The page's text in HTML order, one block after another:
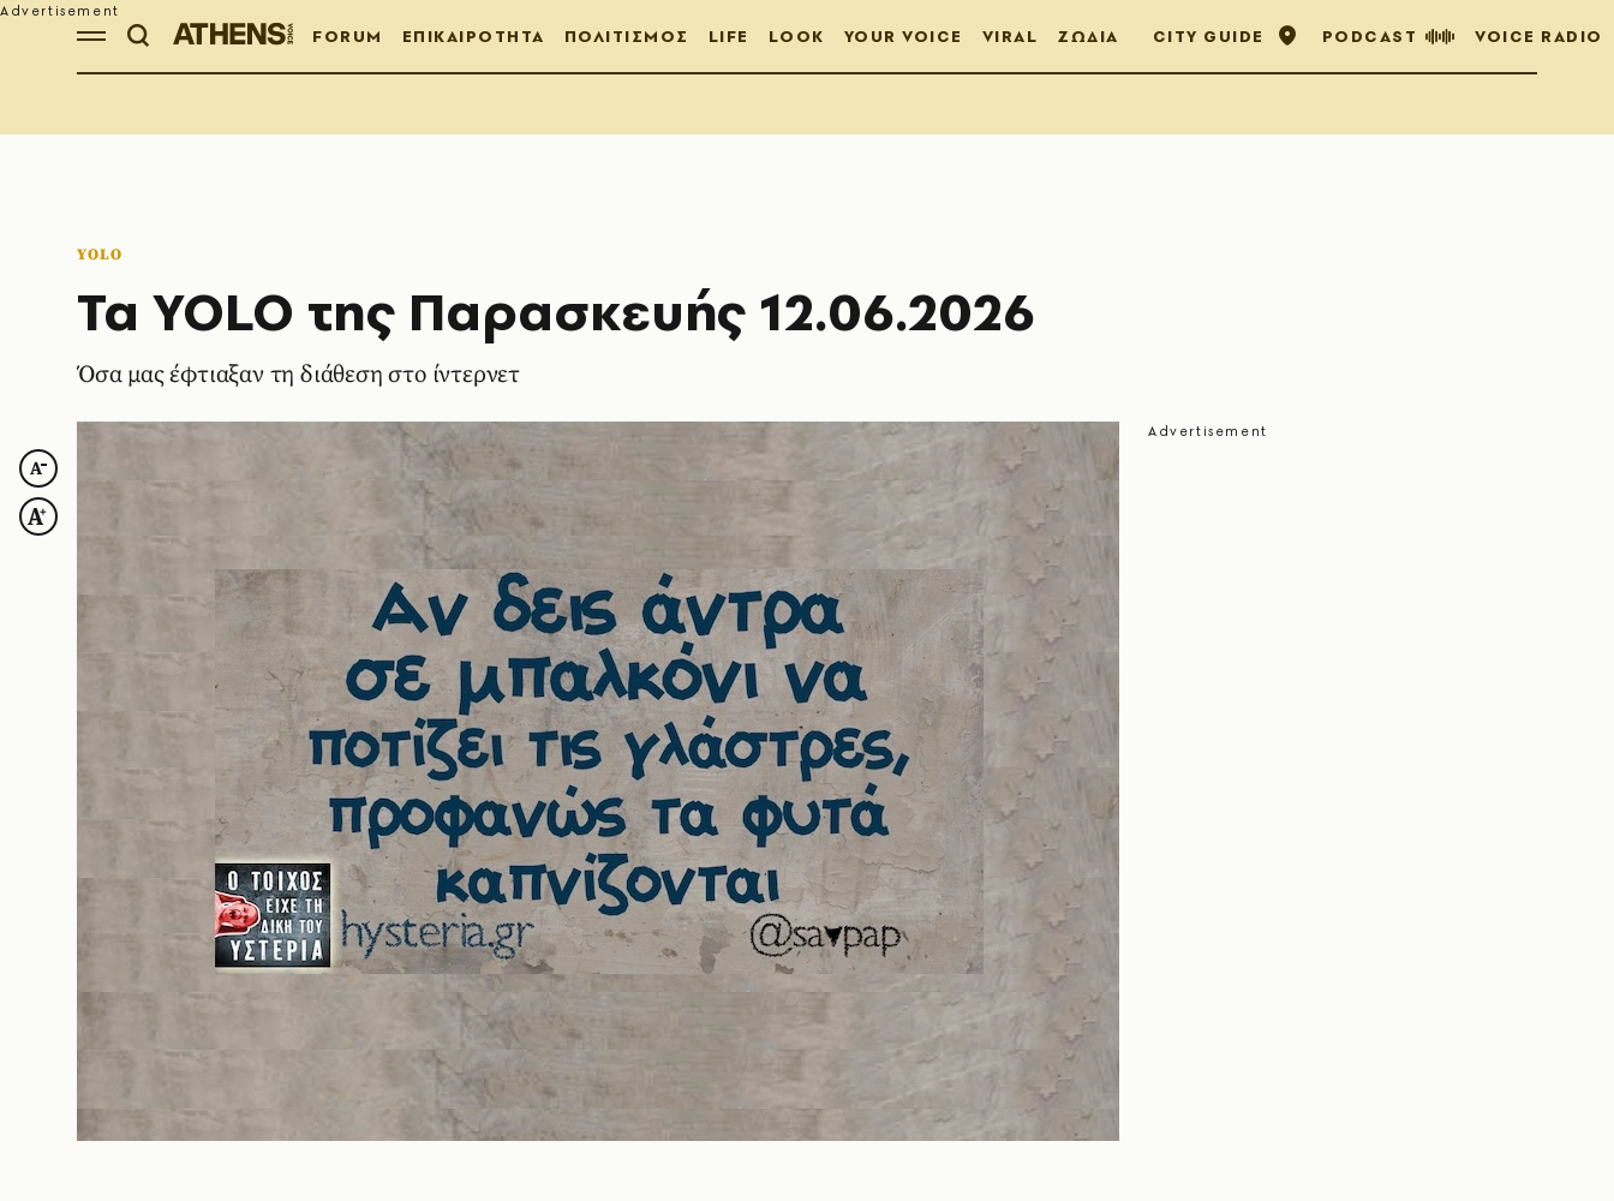
FORUM ΕΠΙΚΑΙΡΟΤΗΤΑ ΠΟΛΙΤΙΣΜΟΣ LIFE LOOK YOUR VOICE VIRAL ΖΩΔΙΑ CITY GUIDE PODCAST VOICE RADIO
YOLO
Τα YOLO της Παρασκευής 12.06.2026
Όσα μας έφτιαξαν τη διάθεση στο ίντερνετ